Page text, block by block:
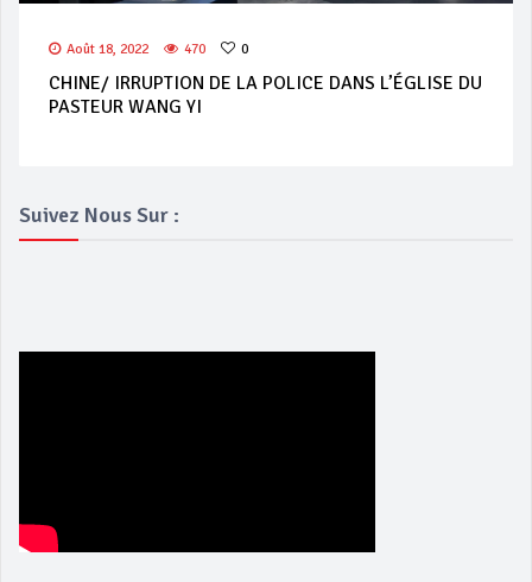
Août 18, 2022 470 0
CHINE/ IRRUPTION DE LA POLICE DANS L’ÉGLISE DU
PASTEUR WANG YI
Suivez Nous Sur :